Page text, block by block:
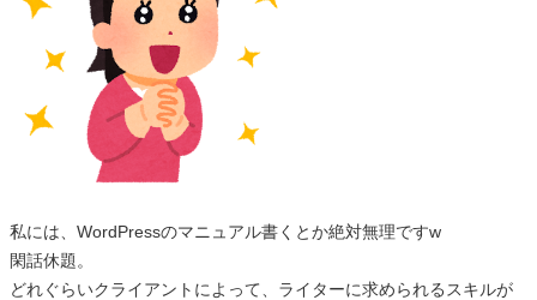
私には、WordPressのマニュアル書くとか絶対無理ですw
閑話休題。
どれぐらいクライアントによって、ライターに求められるスキルが